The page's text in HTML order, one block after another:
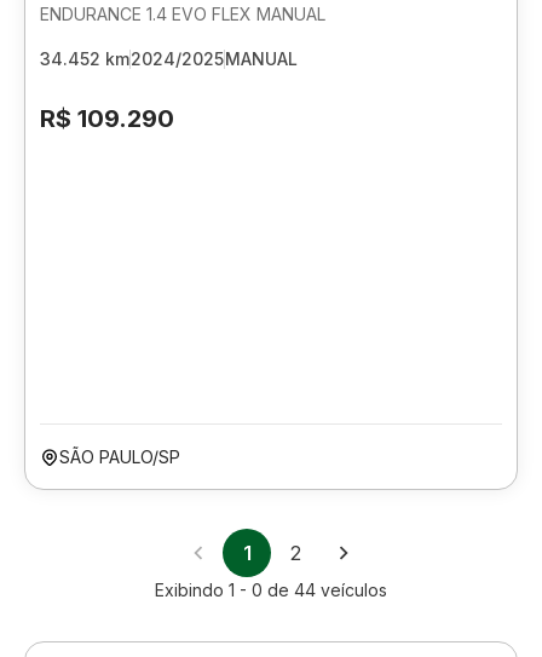
ENDURANCE 1.4 EVO FLEX MANUAL
34.452 km2024/2025MANUAL
R$ 109.290
SÃO PAULO/SP
1 2
Exibindo 1 - 0 de 44 veículos